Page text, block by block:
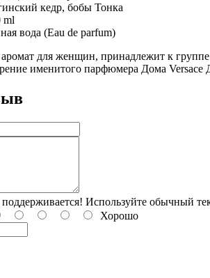
кедр, бобы Тонка
ml
вода (Eau de parfum)
аромат для женщин, принадлежит к
именитого парфюмера Дома
Используйте обычный
Хорошо